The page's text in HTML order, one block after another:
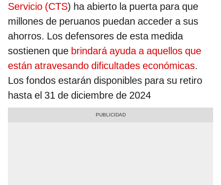
Servicio (CTS) ha abierto la puerta para que
millones de peruanos puedan acceder a sus
ahorros. Los defensores de esta medida
sostienen que brindará ayuda a aquellos que
están atravesando dificultades económicas.
Los fondos estarán disponibles para su retiro
hasta el 31 de diciembre de 2024